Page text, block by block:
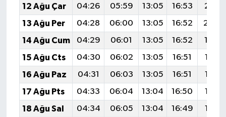
12 Ağu Çar
04:26 05:59 13:05 16:53
20:01
13 Ağu Per
04:28 06:00 13:05 16:52
14 Ağu Cum
04:29 06:01 13:05 16:52
19:59
15 Ağu Cts
04:30 06:02 13:05 16:51
19:57
16 Ağu Paz
04:31 06:03 13:05 16:51
19:56
17 Ağu Pts
04:33 06:04 13:04 16:50
19:55
18 Ağu Sal
04:34 06:05 13:04 16:49
19:53